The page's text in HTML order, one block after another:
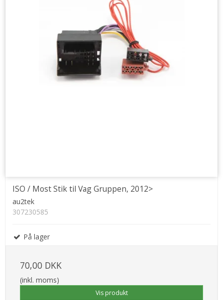
ISO / Most Stik til Vag Gruppen, 2012>
au2tek
307230585
På lager
70,00 DKK
(inkl. moms)
Vis produkt